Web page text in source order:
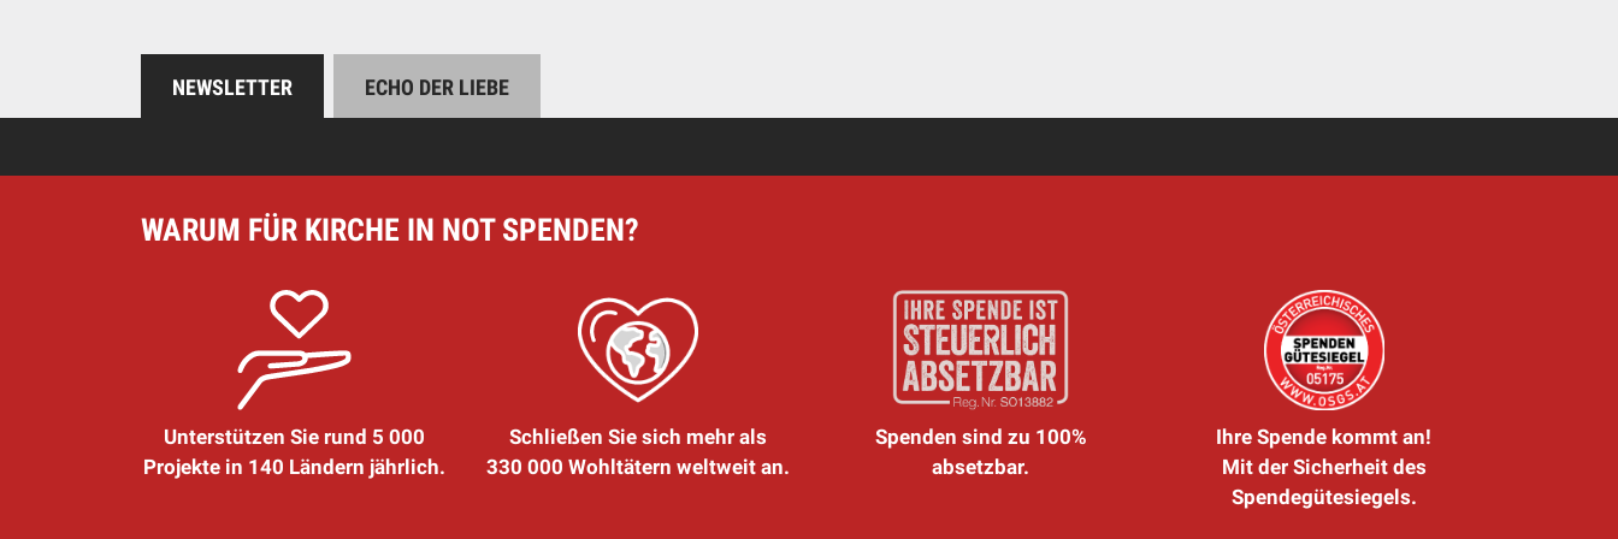
NEWSLETTER ECHO DER LIEBE
WARUM FÜR KIRCHE IN NOT SPENDEN?
Unterstützen Sie rund 5 000
Projekte in 140 Ländern jährlich.
Schließen Sie sich mehr als
330 000 Wohltätern weltweit an.
Spenden sind zu 100%
absetzbar.
Ihre Spende kommt an!
Mit der Sicherheit des
Spendegütesiegels.